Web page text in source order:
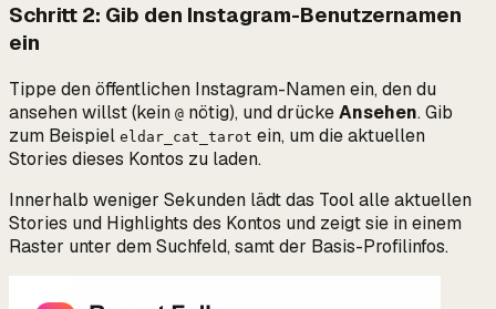
Schritt 2: Gib den Instagram-Benutzernamen
ein
Tippe den öffentlichen Instagram-Namen ein, den du
ansehen willst (kein @ nötig), und drückeAnsehen. Gib
zum Beispiel eldar_cat_tarot ein, um die aktuellen
Stories dieses Kontos zu laden.
Innerhalb weniger Sekunden lädt das Tool alle aktuellen
Stories und Highlights des Kontos und zeigt sie in einem
Raster unter dem Suchfeld, samt der Basis-Profilinfos.